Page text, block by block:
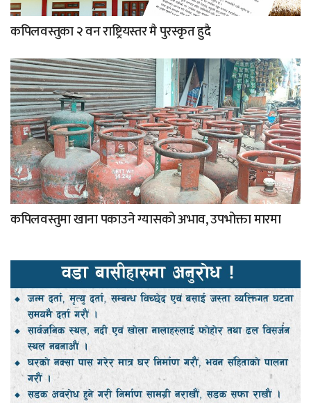
कपिलवस्तुका २ वन राष्ट्रियस्तर मै पुरस्कृत हुदै
कपिलवस्तुमा खाना पकाउने ग्यासको अभाव, उपभोक्ता मारमा